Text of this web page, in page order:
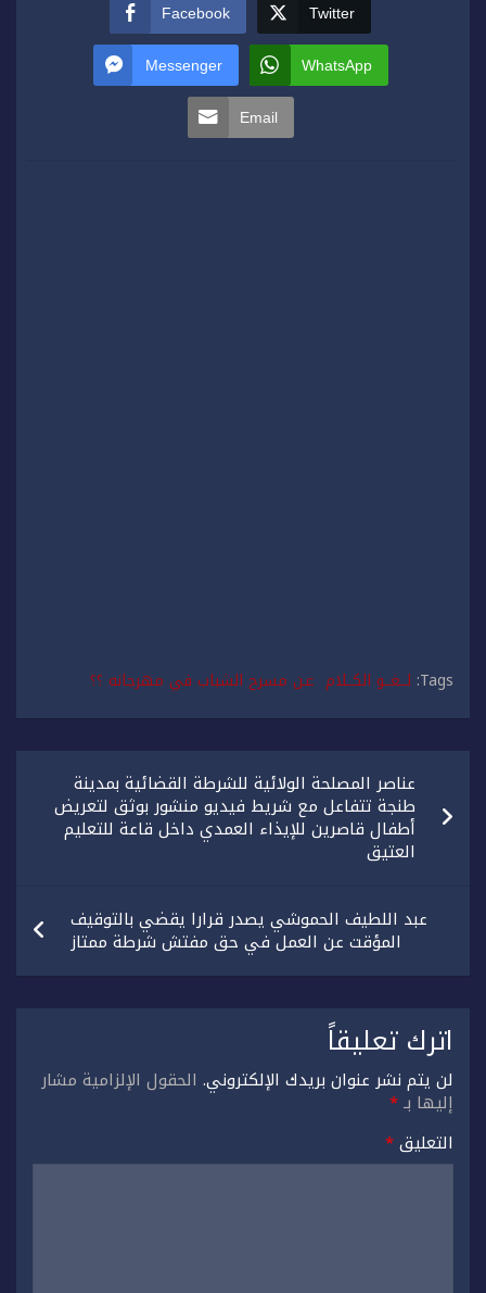
Facebook Twitter
Messenger WhatsApp
Email
Tags: لــغــو الكــلام عـن مسرح الشباب في مهرجانه ؟؟
تصفّح
المقالاتعناصر المصلحة الولائية للشرطة القضائية بمدينة
طنجة تتفاعل مع شريط فيديو منشور بوثق لتعريض
أطفال قاصرين للإيذاء العمدي داخل قاعة للتعليم
العتيق
عبد اللطيف الحموشي يصدر قرارا يقضي بالتوقيف
المؤقت عن العمل في حق مفتش شرطة ممتاز
اترك تعليقاً
لن يتم نشر عنوان بريدك الإلكتروني. الحقول الإلزامية مشار
إليها بـ*
التعليق*